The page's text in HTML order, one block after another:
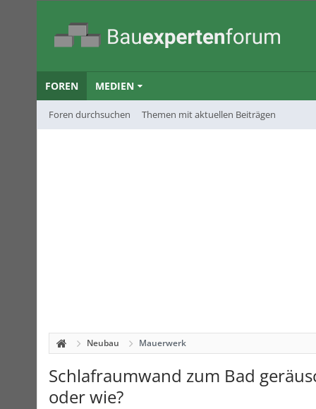
FOREN
Foren durchsuchen Themen mit aktuellen Beiträgen
MEDIEN
Neubau Mauerwerk
Schlafraumwand zum Bad
oder wie?